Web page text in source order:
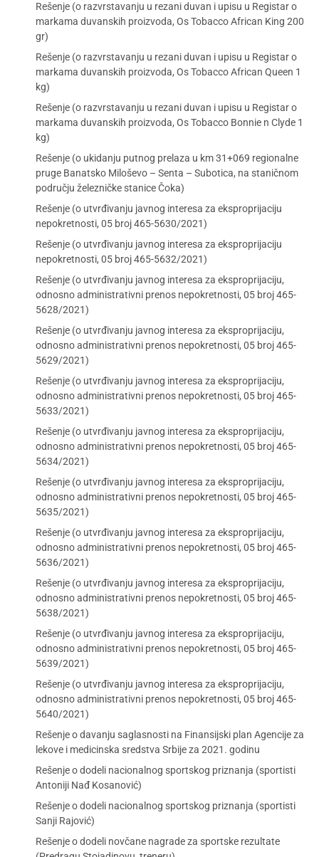
Rešenje (o razvrstavanju u rezani duvan i upisu u Registar o
markama duvanskih proizvoda, Os Tobacco African King 200
gr)
Rešenje (o razvrstavanju u rezani duvan i upisu u Registar o
markama duvanskih proizvoda, Os Tobacco African Queen 1
kg)
Rešenje (o razvrstavanju u rezani duvan i upisu u Registar o
markama duvanskih proizvoda, Os Tobacco Bonnie n Clyde 1
kg)
Rešenje (o ukidanju putnog prelaza u km 31+069 regionalne
pruge Banatsko Miloševo – Senta – Subotica, na staničnom
području železničke stanice Čoka)
Rešenje (o utvrđivanju javnog interesa za eksproprijaciju
nepokretnosti, 05 broj 465-5630/2021)
Rešenje (o utvrđivanju javnog interesa za eksproprijaciju
nepokretnosti, 05 broj 465-5632/2021)
Rešenje (o utvrđivanju javnog interesa za eksproprijaciju,
odnosno administrativni prenos nepokretnosti, 05 broj 465-
5628/2021)
Rešenje (o utvrđivanju javnog interesa za eksproprijaciju,
odnosno administrativni prenos nepokretnosti, 05 broj 465-
5629/2021)
Rešenje (o utvrđivanju javnog interesa za eksproprijaciju,
odnosno administrativni prenos nepokretnosti, 05 broj 465-
5633/2021)
Rešenje (o utvrđivanju javnog interesa za eksproprijaciju,
odnosno administrativni prenos nepokretnosti, 05 broj 465-
5634/2021)
Rešenje (o utvrđivanju javnog interesa za eksproprijaciju,
odnosno administrativni prenos nepokretnosti, 05 broj 465-
5635/2021)
Rešenje (o utvrđivanju javnog interesa za eksproprijaciju,
odnosno administrativni prenos nepokretnosti, 05 broj 465-
5636/2021)
Rešenje (o utvrđivanju javnog interesa za eksproprijaciju,
odnosno administrativni prenos nepokretnosti, 05 broj 465-
5638/2021)
Rešenje (o utvrđivanju javnog interesa za eksproprijaciju,
odnosno administrativni prenos nepokretnosti, 05 broj 465-
5639/2021)
Rešenje (o utvrđivanju javnog interesa za eksproprijaciju,
odnosno administrativni prenos nepokretnosti, 05 broj 465-
5640/2021)
Rešenje o davanju saglasnosti na Finansijski plan Agencije za
lekove i medicinska sredstva Srbije za 2021. godinu
Rešenje o dodeli nacionalnog sportskog priznanja (sportisti
Antoniji Nađ Kosanović)
Rešenje o dodeli nacionalnog sportskog priznanja (sportisti
Sanji Rajović)
Rešenje o dodeli novčane nagrade za sportske rezultate